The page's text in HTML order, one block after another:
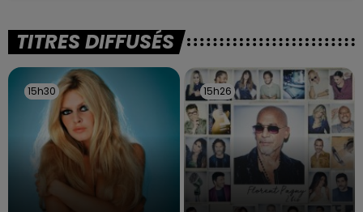
TITRES DIFFUSÉS
15h30
15h30 15h26
15h26